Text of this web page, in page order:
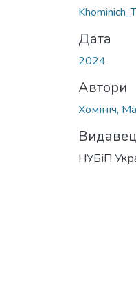
Дата
2024
Автори
Хомініч,
НУБіП